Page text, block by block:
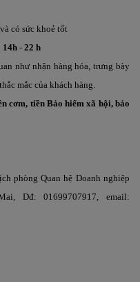
có sức khoẻ tốt
- 22 h
như nhận hàng hóa, trưng bày
mắc của khách hàng.
cơm, tiền Bảo hiểm xã hội, bảo
phòng Quan hệ Doanh nghiệp
Dđ: 01699707917, email: